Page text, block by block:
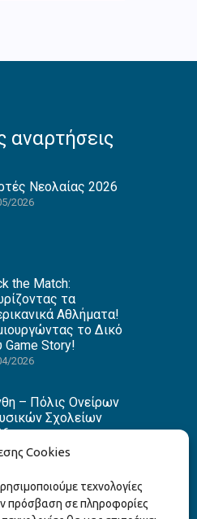
Cookies
τεχνολογίες
πρόσβαση σε πληροφορίες
αναρτήσεις
Νεολαίας 2026
2026
the Match:
τα
Αθλήματα!
το Δικό
Game Story!
2026
– Πόλις Ονείρων
Σχολείων
2026